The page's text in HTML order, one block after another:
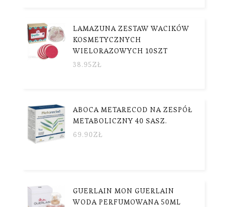
LAMAZUNA ZESTAW WACIKÓW
KOSMETYCZNYCH
WIELORAZOWYCH 10SZT
38.95ZŁ
ABOCA METARECOD NA ZESPÓŁ
METABOLICZNY 40 SASZ.
69.90ZŁ
GUERLAIN MON GUERLAIN
WODA PERFUMOWANA 50ML